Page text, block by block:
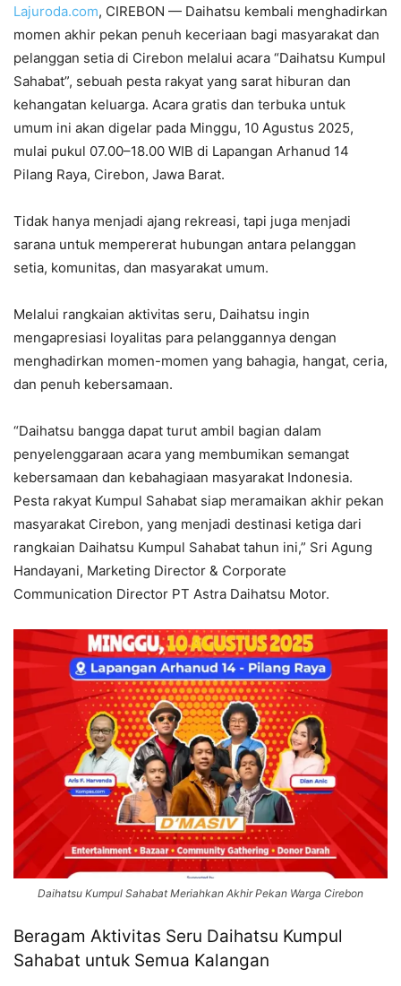
Lajuroda.com, CIREBON — Daihatsu kembali menghadirkan
momen akhir pekan penuh keceriaan bagi masyarakat dan
pelanggan setia di Cirebon melalui acara “Daihatsu Kumpul
Sahabat”, sebuah pesta rakyat yang sarat hiburan dan
kehangatan keluarga. Acara gratis dan terbuka untuk
umum ini akan digelar pada Minggu, 10 Agustus 2025,
mulai pukul 07.00–18.00 WIB di Lapangan Arhanud 14
Pilang Raya, Cirebon, Jawa Barat.
Tidak hanya menjadi ajang rekreasi, tapi juga menjadi
sarana untuk mempererat hubungan antara pelanggan
setia, komunitas, dan masyarakat umum.
Melalui rangkaian aktivitas seru, Daihatsu ingin
mengapresiasi loyalitas para pelanggannya dengan
menghadirkan momen-momen yang bahagia, hangat, ceria,
dan penuh kebersamaan.
“Daihatsu bangga dapat turut ambil bagian dalam
penyelenggaraan acara yang membumikan semangat
kebersamaan dan kebahagiaan masyarakat Indonesia.
Pesta rakyat Kumpul Sahabat siap meramaikan akhir pekan
masyarakat Cirebon, yang menjadi destinasi ketiga dari
rangkaian Daihatsu Kumpul Sahabat tahun ini,” Sri Agung
Handayani, Marketing Director & Corporate
Communication Director PT Astra Daihatsu Motor.
Daihatsu Kumpul Sahabat Meriahkan Akhir Pekan Warga Cirebon
Beragam Aktivitas Seru Daihatsu Kumpul
Sahabat untuk Semua Kalangan